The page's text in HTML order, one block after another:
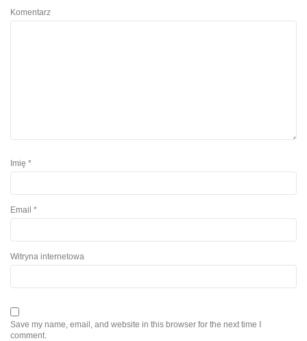
Komentarz
Imię *
Email *
Witryna internetowa
Save my name, email, and website in this browser for the next time I
comment.